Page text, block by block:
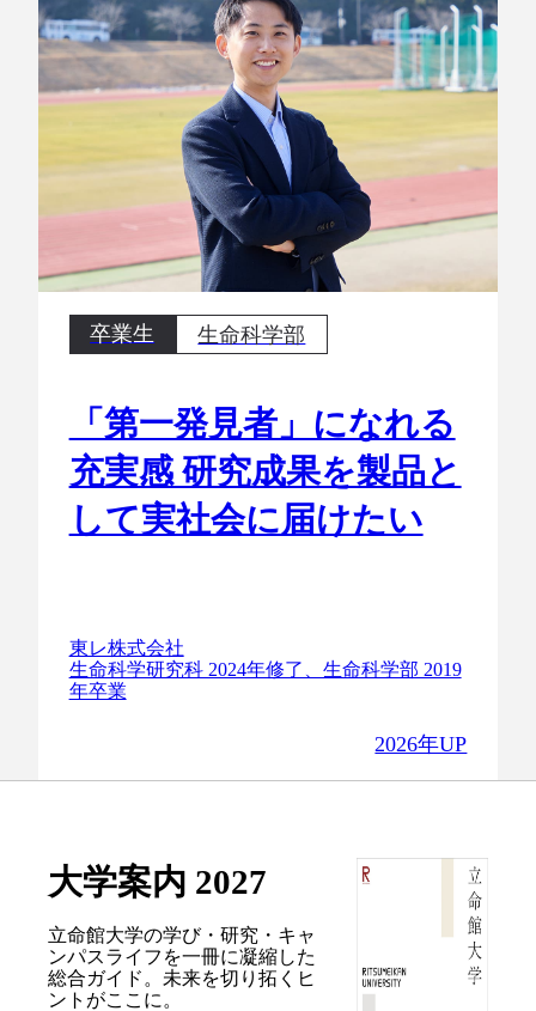
卒業生 生命科学部
「第一発見者」になれる
充実感 研究成果を製品と
して実社会に届けたい
東レ株式会社
生命科学研究科 2024年修了、生命科学部 2019
年卒業
2026年UP
大学案内 2027
立命館大学の学び・研究・キャ
ンパスライフを一冊に凝縮した
総合ガイド。 未来を切り拓くヒ
ントがここに。